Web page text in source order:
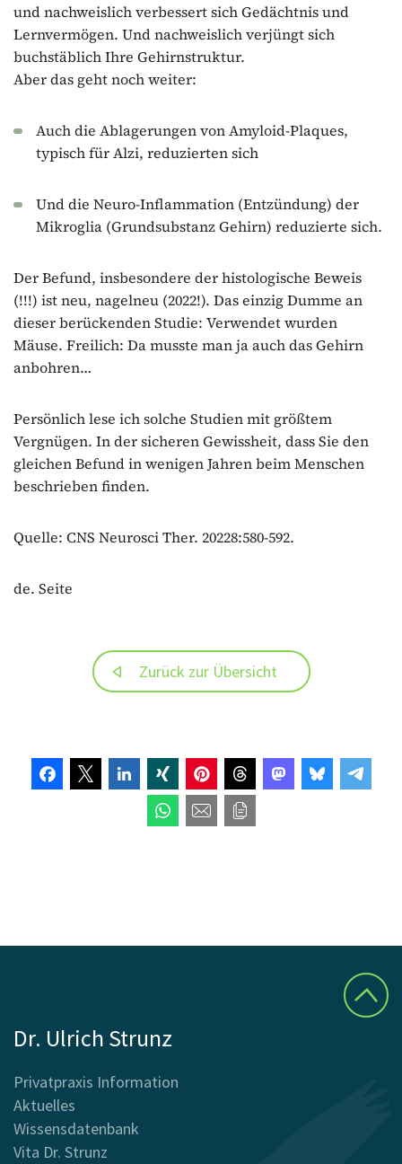
und nachweislich verbessert sich Gedächtnis und
Lernvermögen. Und nachweislich verjüngt sich
buchstäblich Ihre Gehirnstruktur.
Aber das geht noch weiter:
Auch die Ablagerungen von Amyloid-Plaques,
typisch für Alzi, reduzierten sich
Und die Neuro-Inflammation (Entzündung) der
Mikroglia (Grundsubstanz Gehirn) reduzierte sich.
Der Befund, insbesondere der histologische Beweis
(!!!) ist neu, nagelneu (2022!). Das einzig Dumme an
dieser berückenden Studie: Verwendet wurden
Mäuse. Freilich: Da musste man ja auch das Gehirn
anbohren…
Persönlich lese ich solche Studien mit größtem
Vergnügen. In der sicheren Gewissheit, dass Sie den
gleichen Befund in wenigen Jahren beim Menschen
beschrieben finden.
Quelle: CNS Neurosci Ther. 20228:580-592.
de. Seite
Zurück zur Übersicht
Dr. Ulrich Strunz
Privatpraxis Information
Aktuelles
Wissensdatenbank
Vita Dr. Strunz